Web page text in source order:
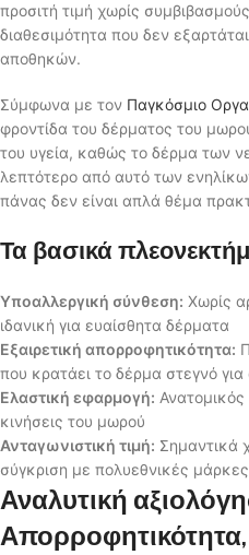
προσιτή τιμή χωρίς
διαθεσιμότητα που δεν
αποθηκών.
Σύμφωνα με τον Παγκόσμιο
φροντίδα του δέρματος του
του υγεία, καθώς το δέρμα των
λεπτότερο από αυτό των
πάνας δεν είναι απλά θέμα
Τα βασικά
Υποαλλεργική σύνθεση: Χωρίς
ιδανική για ευαίσθητα δέρματα
Εξαιρετική απορροφητικότητα:
που κρατάει το δέρμα στεγνό
Ελαστική εφαρμογή: Ανατομικός
κινήσεις του μωρού
Ανταγωνιστική τιμή: Σημαντικά
σύγκριση με πολυεθνικές μάρκες
Αναλυτική